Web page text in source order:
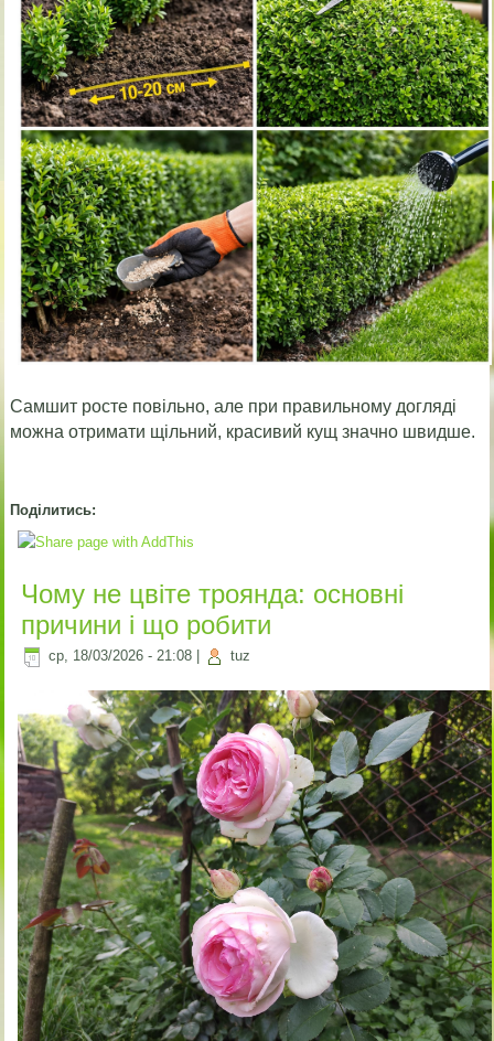
Самшит росте повільно, але при правильному догляді
можна отримати щільний, красивий кущ значно швидше.
Поділитись:
Чому не цвіте троянда: основні
причини і що робити
ср, 18/03/2026 - 21:08 tuz